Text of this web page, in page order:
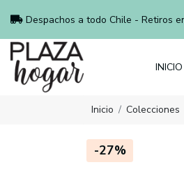
Despachos a todo Chile - Retiros
INICIO
Inicio Colecciones
-27%